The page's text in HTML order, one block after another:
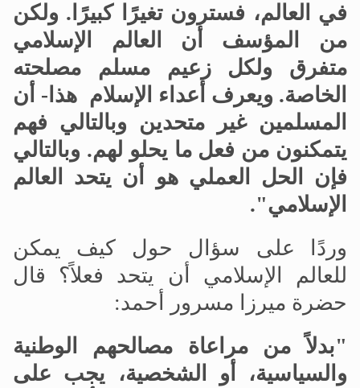
في العالم، فسترون تغيرًا كبيرًا. ولكن
من المؤسف أن العالم الإسلامي
متفرق ولكل زعيم مسلم مصلحته
الخاصة. ويعرف أعداء الإسلام هذا- أن
المسلمين غير متحدين وبالتالي فهم
يتمكنون من فعل ما يحلو لهم. وبالتالي
فإن الحل العملي هو أن يتحد العالم
الإسلامي".
وردًا على سؤال حول كيف يمكن
للعالم الإسلامي أن يتحد فعلاً؟ قال
حضرة ميرزا مسرور أحمد:
"بدلاً من مراعاة مصالحهم الوطنية
والسياسية، أو الشخصية، يجب على